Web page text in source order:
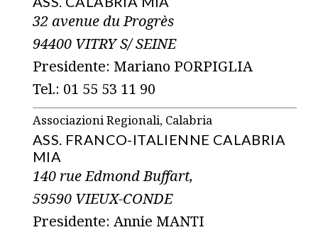
32 avenue du Progrès
94400 VITRY S/ SEINE
Presidente: Mariano PORPIGLIA
Tel.: 01 55 53 11 90
Associazioni Regionali, Calabria
ASS. FRANCO-ITALIENNE CALABRIA
MIA
140 rue Edmond Buffart,
59590 VIEUX-CONDE
Presidente: Annie MANTI